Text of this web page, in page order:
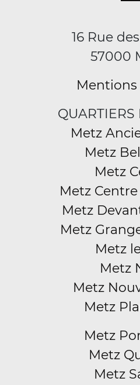
16 Rue
57000
Mentions
QUARTIERS
Metz
Metz
Metz
Metz
Metz
Metz
Metz
Metz
Metz
Metz
Metz
Metz
Metz